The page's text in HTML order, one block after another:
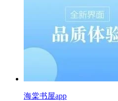
海棠书屋app